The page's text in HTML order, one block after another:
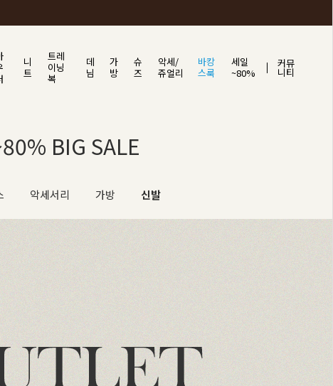
니
트
트레
이닝
복
데
님
가
방
슈
즈
악세/
쥬얼리
바캉
스룩
세일
~80%
커뮤
니티
BIG SALE
악세서리 가방 신발